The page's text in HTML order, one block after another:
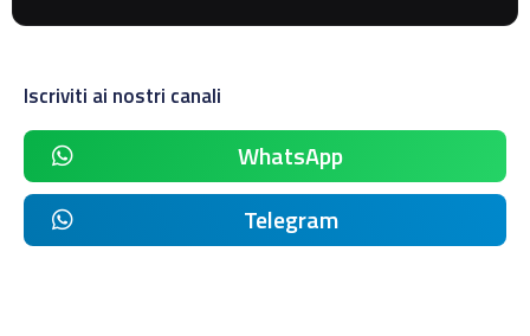
Iscriviti ai nostri canali
WhatsApp
Telegram